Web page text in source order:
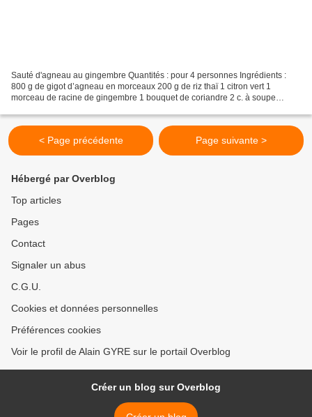
Sauté d'agneau au gingembre Quantités : pour 4 personnes Ingrédients :
800 g de gigot d’agneau en morceaux 200 g de riz thaï 1 citron vert 1
morceau de racine de gingembre 1 bouquet de coriandre 2 c. à soupe
< Page précédente Page suivante >
Hébergé par Overblog
Top articles
Pages
Contact
Signaler un abus
C.G.U.
Cookies et données personnelles
Préférences cookies
Voir le profil de Alain GYRE sur le portail Overblog
Créer un blog sur Overblog